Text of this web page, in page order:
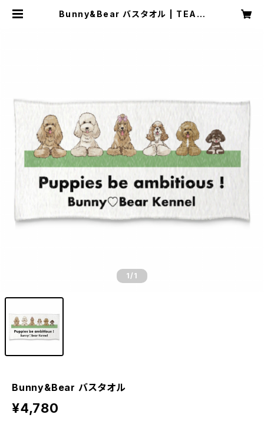
Bunny&Bear バスタオル | TEAM
1 /1
Bunny&Bear バスタオル
¥4,780